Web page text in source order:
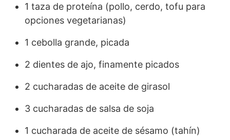
1 taza de proteína (pollo, cerdo, tofu para
opciones vegetarianas)
1 cebolla grande, picada
2 dientes de ajo, finamente picados
2 cucharadas de aceite de girasol
3 cucharadas de salsa de soja
1 cucharada de aceite de sésamo (tahín)